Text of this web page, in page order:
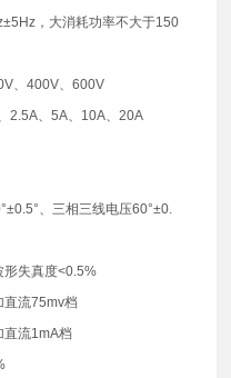
，大消耗功率不大于150
、400V、600V
、5A、10A、20A
、三相三线电压60°±0.
失真度<0.5%
流75mv档
流1mA档